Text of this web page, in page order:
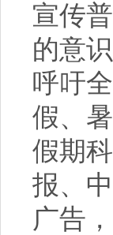
宣传
的意
呼吁
假、
假期
报、
广告